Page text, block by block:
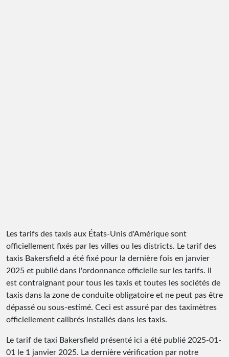
Les tarifs des taxis aux États-Unis d'Amérique sont
officiellement fixés par les villes ou les districts. Le tarif des
taxis Bakersfield a été fixé pour la dernière fois en janvier
2025 et publié dans l'ordonnance officielle sur les tarifs. Il
est contraignant pour tous les taxis et toutes les sociétés de
taxis dans la zone de conduite obligatoire et ne peut pas être
dépassé ou sous-estimé. Ceci est assuré par des taximètres
officiellement calibrés installés dans les taxis.
Le tarif de taxi Bakersfield présenté ici a été publié 2025-01-
01
le 1 janvier 2025. La dernière vérification par notre